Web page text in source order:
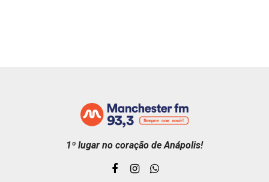
1º lugar no coração de Anápolis!